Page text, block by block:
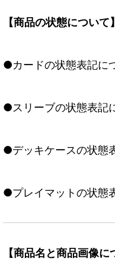
【商品の状態について】
●カードの状態表記に
●スリーブの状態表記
●デッキケースの状態
●プレイマットの状態
【商品名と商品画像に